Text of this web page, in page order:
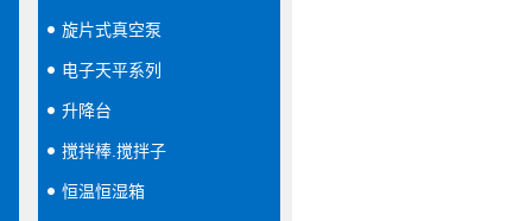
旋片式真空泵
电子天平系列
升降台
搅拌棒.搅拌子
恒温恒湿箱